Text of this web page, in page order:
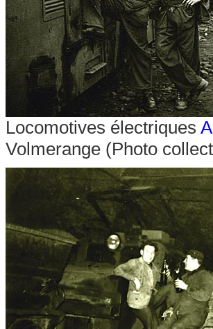
Locomotives électriques
Volmerange (Photo